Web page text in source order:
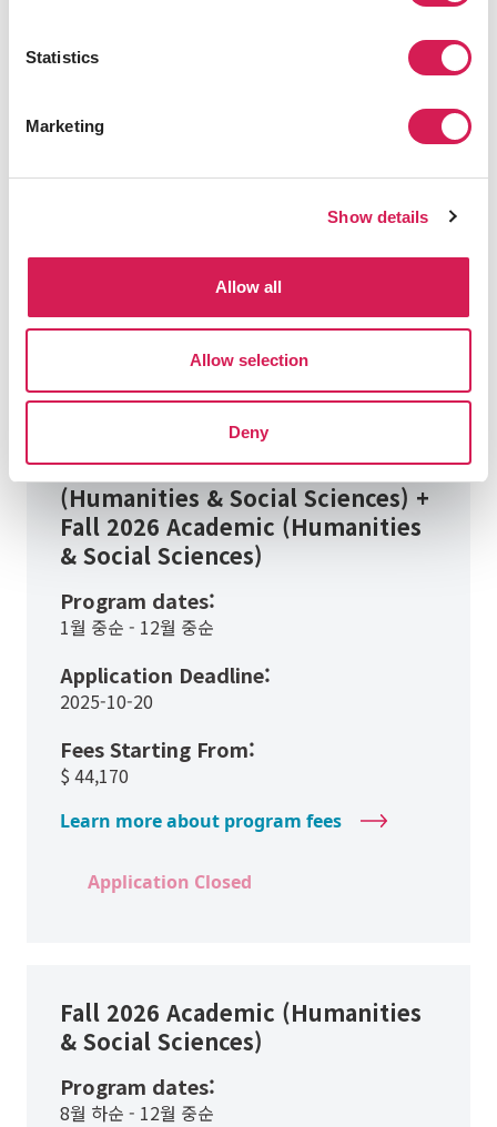
Statistics
Marketing
Show details
Allow all
Allow selection
Deny
Program dates:
Application Deadline:
Learn more about program fees
Application Closed
Spring 2026 Academic
(Humanities & Social Sciences) +
Fall 2026 Academic (Humanities
& Social Sciences)
Program dates:
1월 중순 - 12월 중순
Application Deadline:
2025-10-20
Fees Starting From:
$ 44,170
Learn more about program fees
Application Closed
Fall 2026 Academic (Humanities
& Social Sciences)
Program dates:
8월 하순 - 12월 중순